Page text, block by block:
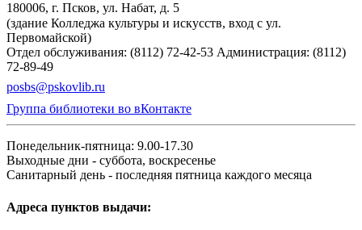
180006, г. Псков, ул. Набат, д. 5
(здание Колледжа культуры и искусств, вход с ул.
Первомайской)
Отдел обслуживания: (8112) 72-42-53 Администрация: (8112)
72-89-49
posbs@pskovlib.ru
Группа библиотеки во вКонтакте
Понедельник-пятница: 9.00-17.30
Выходные дни - суббота, воскресенье
Санитарный день - последняя пятница каждого месяца
Адреса пунктов выдачи: